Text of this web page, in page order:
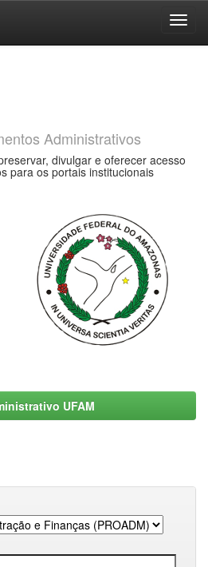
Administrativos
divulgar e oferecer acesso
para os portais institucionais
UFAM